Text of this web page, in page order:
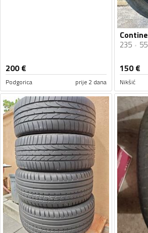
200€
Podgorica prije 2 dana
235 55
150€
Nikšić